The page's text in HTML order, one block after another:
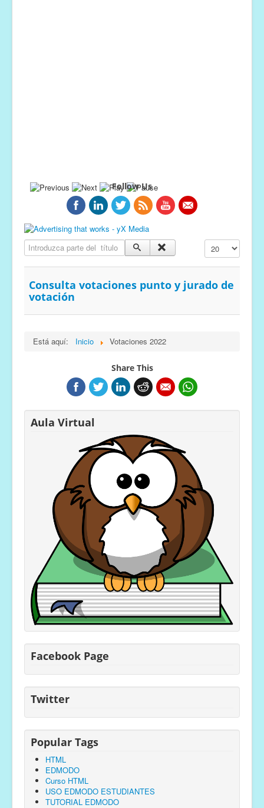
Follow Us
Introduzca parte del título Cantidad a
Consulta votaciones punto y jurado de
votación
Está aquí: Inicio Votaciones 2022
Share This
Aula Virtual
Facebook Page
Twitter
Popular Tags
HTML
EDMODO
Curso HTML
USO EDMODO ESTUDIANTES
TUTORIAL EDMODO